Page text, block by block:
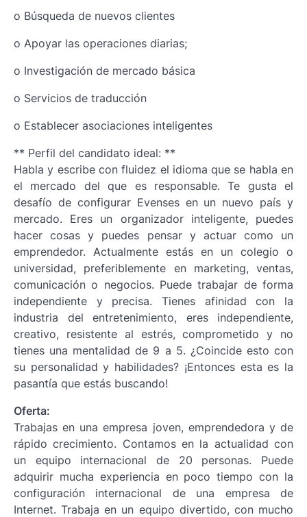
o Búsqueda de nuevos clientes
o Apoyar las operaciones diarias;
o Investigación de mercado básica
o Servicios de traducción
o Establecer asociaciones inteligentes
** Perfil del candidato ideal: **
Habla y escribe con fluidez el idioma que se habla en
el mercado del que es responsable. Te gusta el
desafío de configurar Evenses en un nuevo país y
mercado. Eres un organizador inteligente, puedes
hacer cosas y puedes pensar y actuar como un
emprendedor. Actualmente estás en un colegio o
universidad, preferiblemente en marketing, ventas,
comunicación o negocios. Puede trabajar de forma
independiente y precisa. Tienes afinidad con la
industria del entretenimiento, eres independiente,
creativo, resistente al estrés, comprometido y no
tienes una mentalidad de 9 a 5. ¿Coincide esto con
su personalidad y habilidades? ¡Entonces esta es la
pasantía que estás buscando!
Oferta:
Trabajas en una empresa joven, emprendedora y de
rápido crecimiento. Contamos en la actualidad con
un equipo internacional de 20 personas. Puede
adquirir mucha experiencia en poco tiempo con la
configuración internacional de una empresa de
Internet. Trabaja en un equipo divertido, con mucho